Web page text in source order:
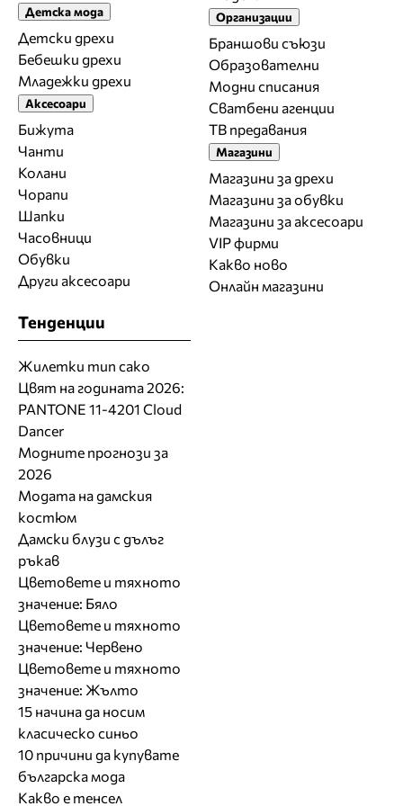
Детска мода
Детски дрехи
Бебешки дрехи
Младежки дрехи
Аксесоари
Бижута
Чанти
Колани
Чорапи
Шапки
Часовници
Обувки
Други аксесоари
Организации
Браншови съюзи
Образователни
Модни списания
Сватбени агенции
ТВ предавания
Магазини
Магазини за дрехи
Магазини за обувки
Магазини за aксесоари
VIP фирми
Какво ново
Онлайн магазини
Тенденции
Жилетки тип сако
Цвят на годината 2026:
PANTONE 11-4201 Cloud
Dancer
Модните прогнози за
2026
Модата на дамския
костюм
Дамски блузи с дълъг
ръкав
Цветовете и тяхното
значение: Бяло
Цветовете и тяхното
значение: Червено
Цветовете и тяхното
значение: Жълто
15 начина да носим
класическо синьо
10 причини да купувате
българска мода
Какво е тенсел